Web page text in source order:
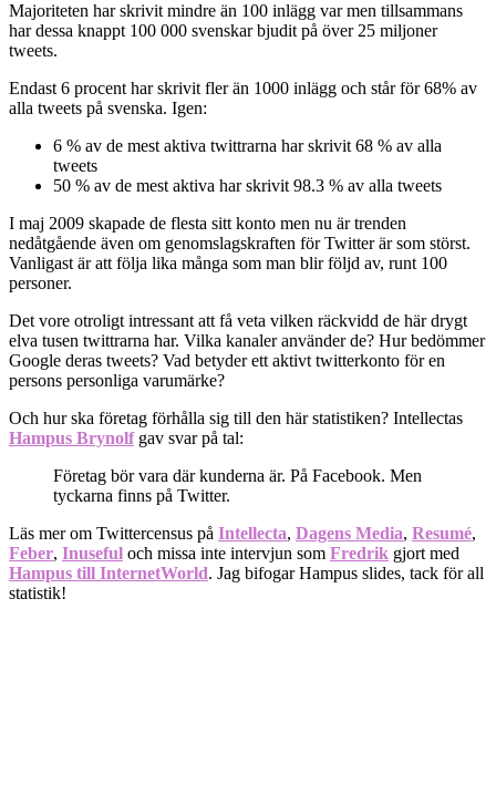
Majoriteten har skrivit mindre än 100 inlägg var men tillsammans
har dessa knappt 100 000 svenskar bjudit på över 25 miljoner
tweets.
Endast 6 procent har skrivit fler än 1000 inlägg och står för 68% av
alla tweets på svenska. Igen:
6 % av de mest aktiva twittrarna har skrivit 68 % av alla
tweets
50 % av de mest aktiva har skrivit 98.3 % av alla tweets
I maj 2009 skapade de flesta sitt konto men nu är trenden
nedåtgående även om genomslagskraften för Twitter är som störst.
Vanligast är att följa lika många som man blir följd av, runt 100
personer.
Det vore otroligt intressant att få veta vilken räckvidd de här drygt
elva tusen twittrarna har. Vilka kanaler använder de? Hur bedömmer
Google deras tweets? Vad betyder ett aktivt twitterkonto för en
persons personliga varumärke?
Och hur ska företag förhålla sig till den här statistiken? Intellectas
Hampus Brynolfgav svar på tal:
Företag bör vara där kunderna är. På Facebook. Men
tyckarna finns på Twitter.
Läs mer om Twittercensus på Intellecta, Dagens Media, Resumé,
Feber, Inuseful och missa inte intervjun som Fredrik gjort med
Hampus till InternetWorld. Jag bifogar Hampus slides, tack för all
statistik!